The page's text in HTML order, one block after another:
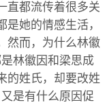
直都流传着很多关
她的情感生活，
然而，为什么林徽
林徽因和梁思成
的姓氏，却要改姓
是有什么原因促